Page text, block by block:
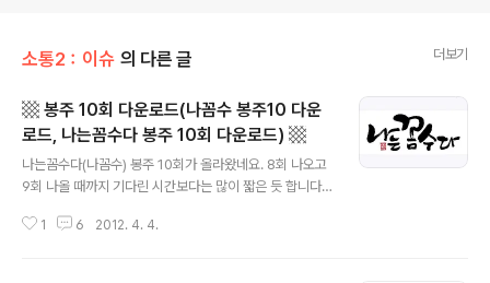
소통2：이슈 의 다른 글 더보기
▩ 봉주 10회 다운로드(나꼼수 봉주10 다운
로드, 나는꼼수다 봉주 10회 다운로드) ▩
나는꼼수다(나꼼수) 봉주 10회가 올라왔네요. 8회 나오고
9회 나올 때까지 기다린 시간보다는 많이 짧은 듯 합니다.
알았습니다. 2:25:53 찍히네요. 파일 크기는 70MB, 평소
1 6 2012. 4. 4.